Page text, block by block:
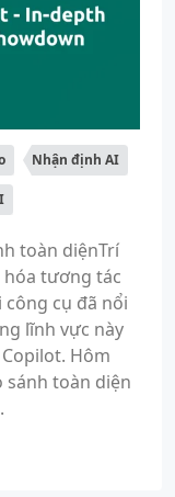
Nhận định AI
toàn diệnTrí
hóa tương tác
cụ đã nổi
lĩnh vực này
Hôm
sánh toàn diện